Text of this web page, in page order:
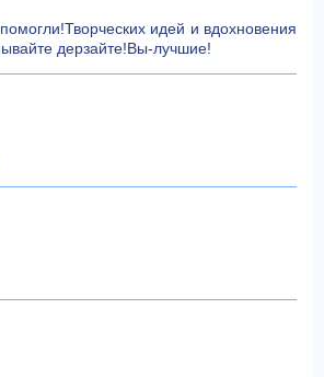
идей и вдохновения
дерзайте!Вы-лучшие!